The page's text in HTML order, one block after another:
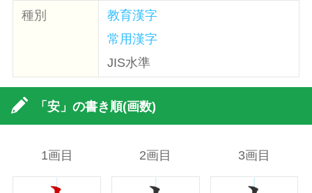
種別
教育漢字
常用漢字
JIS水準
「安」の書き順(画数)
1画目 2画目 3画目